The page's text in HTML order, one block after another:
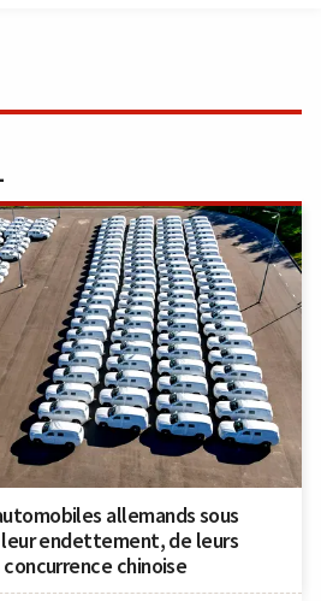
allemands sous
leur endettement, de leurs
chinoise